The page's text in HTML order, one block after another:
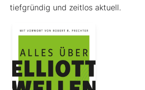
tiefgründig und zeitlos aktuell.